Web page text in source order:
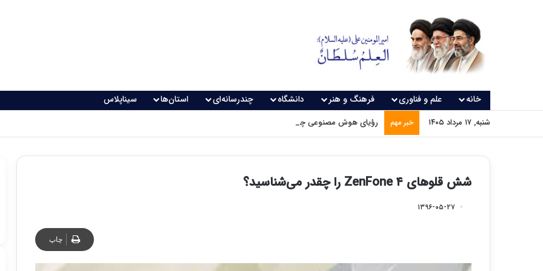
خانه علم و فناوری فرهنگ و هنر دانشگاه چندرسانه‌ای استان‌ها سیناپلاس
شنبه, ۱۷ مرداد ۱۴۰۵ خبر مهم رؤیای هوش مصنوعی چه زمانی واقعی می‌شود؟
شش قلوهای ZenFone ۴ را چقدر می‌شناسید؟
۱۳۹۶-۰۵-۲۷
چاپ